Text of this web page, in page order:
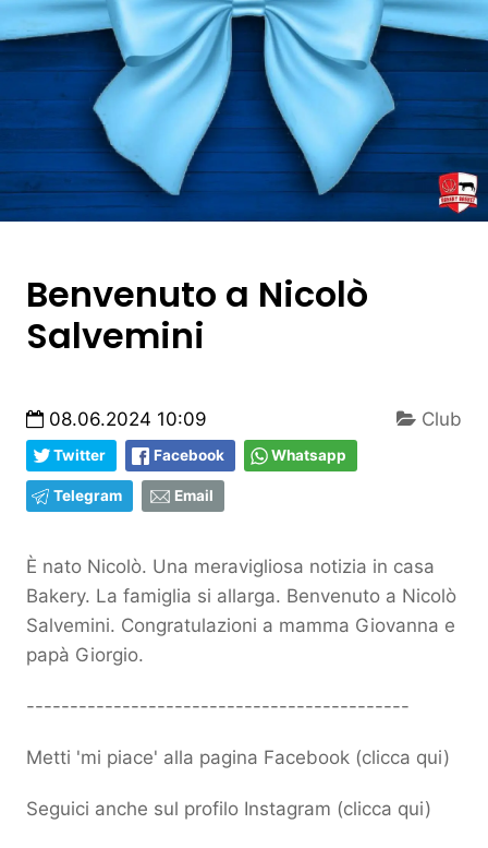
Benvenuto a Nicolò
Salvemini
08.06.2024 10:09 Club
Twitter Facebook Whatsapp
Telegram Email
È nato Nicolò. Una meravigliosa notizia in casa
Bakery. La famiglia si allarga. Benvenuto a Nicolò
Salvemini. Congratulazioni a mamma Giovanna e
papà Giorgio.
--------------------------------------------
Metti 'mi piace' alla pagina Facebook (clicca qui)
Seguici anche sul profilo Instagram (clicca qui)